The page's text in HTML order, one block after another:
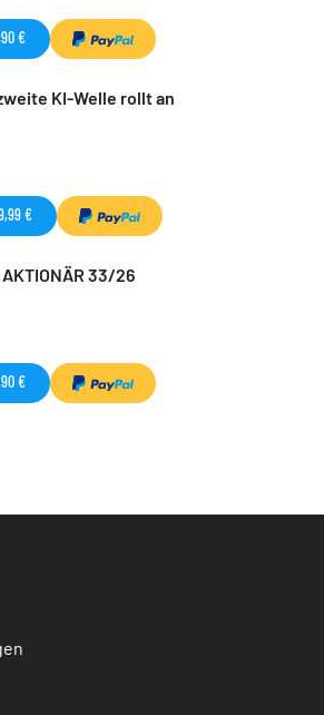
€
KI-Welle rollt an
€
AKTIONÄR 33/26
€